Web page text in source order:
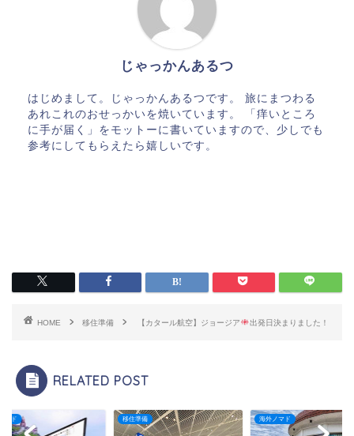
じゃっかんあるつ
はじめまして。じゃっかんあるつです。 旅にまつわる
あれこれのおせっかいを焼いています。 「痒いところ
に手が届く」をモットーに書いていますので、少しでも
参考にしてもらえたら嬉しいです。
HOME 移住準備 【カタール航空】ジョージア 出発日決まりました！
RELATED POST
マド 移住準備 海外ノマド